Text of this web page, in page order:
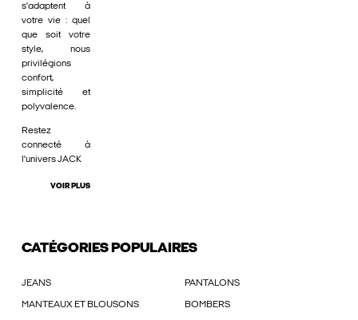
s'adaptent à
votre vie : quel
que soit votre
style, nous
privilégions
confort,
simplicité et
polyvalence.
Restez
connecté à
l'univers JACK
VOIR PLUS
CATÉGORIES POPULAIRES
JEANS PANTALONS
MANTEAUX ET BLOUSONS BOMBERS